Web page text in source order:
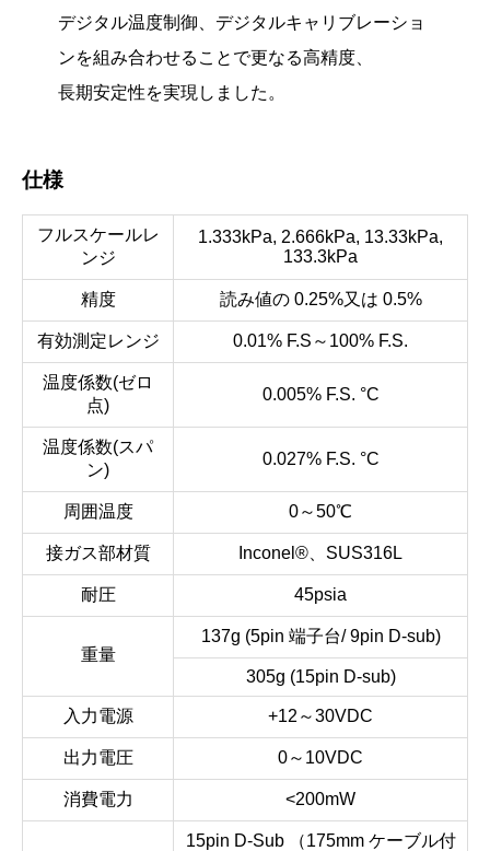
デジタル温度制御、デジタルキャリブレーショ
ンを組み合わせることで更なる高精度、
長期安定性を実現しました。
仕様
フルスケールレ
ンジ
1.333kPa, 2.666kPa, 13.33kPa,
133.3kPa
精度 読み値の 0.25%又は 0.5%
有効測定レンジ 0.01% F.S～100% F.S.
温度係数(ゼロ
点)
0.005% F.S. °C
温度係数(スパ
ン)
0.027% F.S. °C
周囲温度 0～50℃
接ガス部材質 Inconel®、SUS316L
耐圧 45psia
重量
137g (5pin 端子台/ 9pin D-sub)
305g (15pin D-sub)
入力電源 +12～30VDC
出力電圧 0～10VDC
消費電力 <200mW
15pin D-Sub （175mm ケーブル付